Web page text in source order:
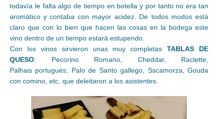
todavía le falta algo de tiempo en botella y por tanto no era tan
aromático y contaba con mayor acidez. De todos modos está
claro que con lo bien que hacen las cosas en la bodega este
vino dentro de un tiempo estará estupendo.
Con los vinos sirvieron unas muy completasTABLAS DE
QUESO: Pecorino Romano, Cheddar, Raclette,
Palhais portugués, Palo de Santo gallego, Sscamorza, Gouda
con comino, etc, que deleitaron a los asistentes.